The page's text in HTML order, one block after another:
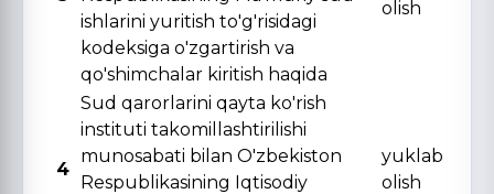
ishlarini yuritish to'g'risidagi
kodeksiga o'zgartirish va
qo'shimchalar kiritish haqida
olish
4
Sud qarorlarini qayta ko'rish
instituti takomillashtirilishi
munosabati bilan O'zbekiston
Respublikasining Iqtisodiy
yuklab
olish